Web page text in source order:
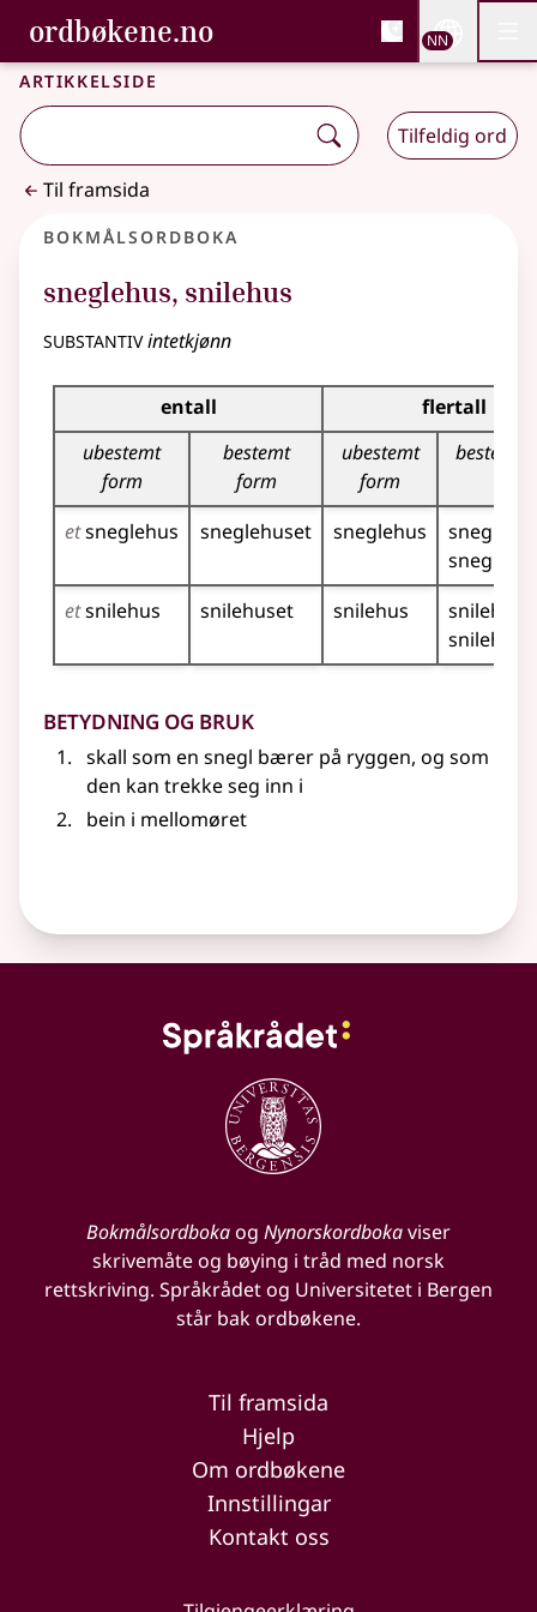
Gå til hovudinnhald
Tilgjenge
ordbøkene.no, Bokmålsordboka og
Bokmålsordboka og Nynorskordboka
NN
Artikkelside
Tilfeldig ord
Til framsida
Bokmålsordboka
sneglehus, snilehus
substantivintetkjønn
Bøyingstabell for dette substantivet
entall
flertall
ubestemt
form
bestemt
form
ubestemt
form
bestemt
etsneglehus sneglehuset sneglehus
etsnilehus snilehuset snilehus
snilehusa
Betydning og bruk
skall som en snegl bærer på ryggen, og som
den kan trekke seg inn i
bein i mellomøret
Bokmålsordbokaog Nynorskordbokaviser
skrivemåte og bøying i tråd med norsk
rettskriving. Språkrådet og Universitetet i Bergen
står bak ordbøkene.
Til framsida
Hjelp
Om ordbøkene
Innstillingar
Kontakt oss